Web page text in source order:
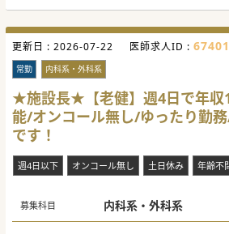
更新日 : 2026-07-22 医師求人ID :
常勤 内科系・外科系
★施設長★【老健】週4日で年収
能/オンコール無し/ゆったり勤
です！
週4日以下 オンコール無し 土日休み 年齢不
募集科目 内科系・外科系